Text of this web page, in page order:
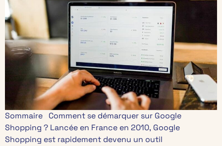
Sommaire Comment se démarquer sur Google
Shopping ? Lancée en France en 2010, Google
Shopping est rapidement devenu un outil